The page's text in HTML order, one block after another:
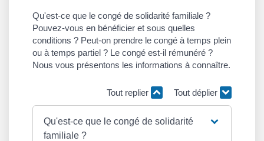
Qu'est-ce que le congé de solidarité familiale ?
Pouvez-vous en bénéficier et sous quelles
conditions ? Peut-on prendre le congé à temps plein
ou à temps partiel ? Le congé est-il rémunéré ?
Nous vous présentons les informations à connaître.
Tout replier Tout déplier
Qu'est-ce que le congé de solidarité
familiale ?